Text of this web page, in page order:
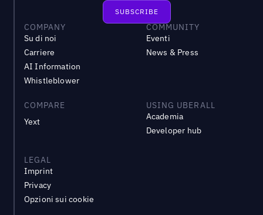
COMPANY
Su di noi
Carriere
AI Information
Whistleblower
COMMUNITY
Eventi
News & Press
COMPARE
Yext
USING UBERALL
Academia
Developer hub
LEGAL
Imprint
Privacy
Opzioni sui cookie